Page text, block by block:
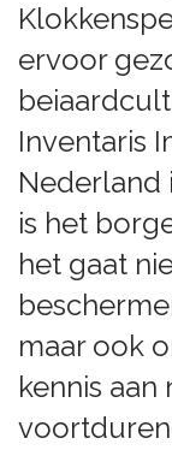
ervoor
Inventaris
Nederland
is het
het gaat
maar ook
kennis aan